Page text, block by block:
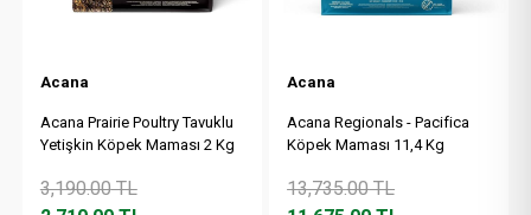
Acana
Acana Prairie Poultry Tavuklu
Yetişkin Köpek Maması 2 Kg
3,190.00TL
Acana
Acana Regionals - Pacifica
Köpek Maması 11,4 Kg
13,735.00TL